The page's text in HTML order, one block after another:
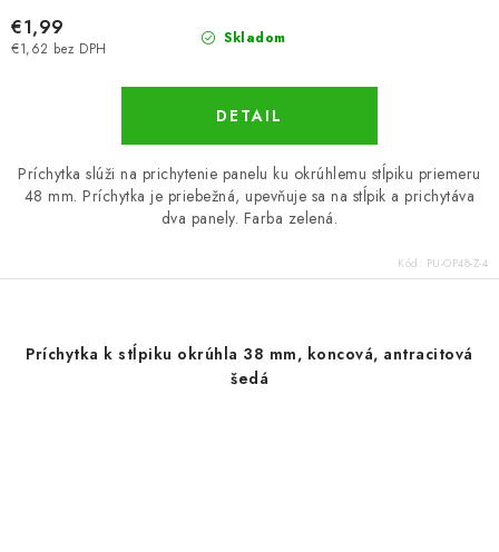
Skladom
€1,62 bez DPH
€1,99
DETAIL
Príchytka slúži na prichytenie panelu ku okrúhlemu stĺpiku priemeru
48 mm. Príchytka je priebežná, upevňuje sa na stĺpik a prichytáva
dva panely. Farba zelená.
Kód: PU-OP48-Z-4
Príchytka k stĺpiku okrúhla 38 mm, koncová, antracitová
šedá